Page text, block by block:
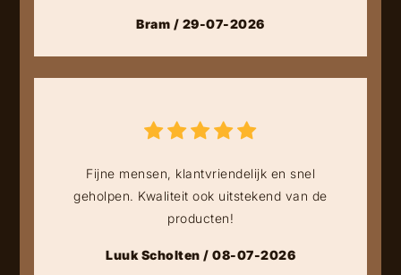
Bram / 29-07-2026
Fijne mensen, klantvriendelijk en snel
geholpen. Kwaliteit ook uitstekend van de
producten!
Luuk Scholten / 08-07-2026